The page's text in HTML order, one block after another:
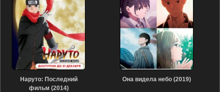
Наруто: Последний
фильм (2014)
Она видела небо (2019)